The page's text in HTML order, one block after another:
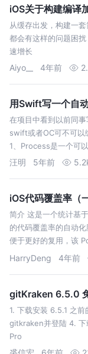
iOS关于构建编译
从缓存出发，构建一
都会有这样的问题困
速增长
Aiyo__ 4年前
用Swift写一个自
在项目中看到以前同
swift或者OC可不可以
1、Process是一个可
汪明 5年前
iOS代码覆盖率（
简介 这是一个统计基
的代码覆盖率的自动
便于更好的复用，该
盖率的脚本。整体比较
HarryDeng 4年前
gitKraken 6.5.0
1. 下载安装 6.5.1 之
gitkraken并登陆 4. 下
Pro